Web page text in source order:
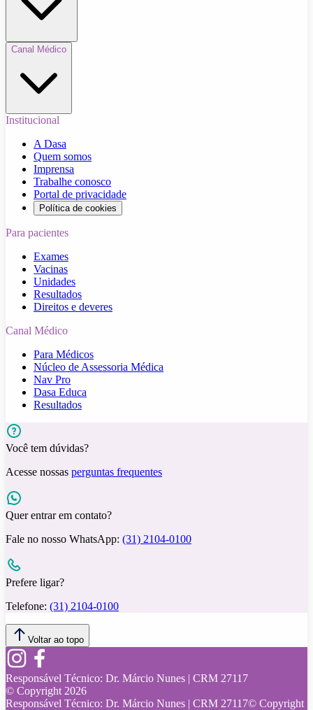
Canal Médico
Institucional
A Dasa
Quem somos
Imprensa
Trabalhe conosco
Portal de privacidade
Política de cookies
Para pacientes
Exames
Vacinas
Unidades
Resultados
Direitos e deveres
Canal Médico
Para Médicos
Núcleo de Assessoria Médica
Nav Pro
Dasa Educa
Resultados
Você tem dúvidas?
Acesse nossas perguntas frequentes
Quer entrar em contato?
Fale no nosso WhatsApp: (31) 2104-0100
Prefere ligar?
Telefone: (31) 2104-0100
Voltar ao topo
Responsável Técnico: Dr. Márcio Nunes | CRM 27117
© Copyright 2026
Responsável Técnico: Dr. Márcio Nunes | CRM 27117© Copyright